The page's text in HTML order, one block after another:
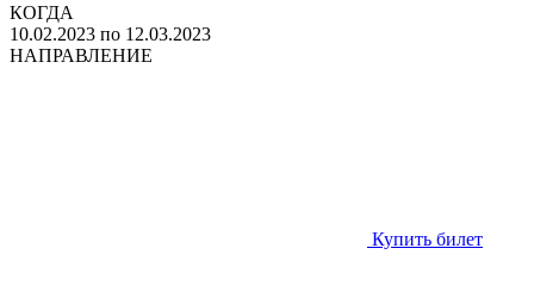
КОГДА
10.02.2023 по 12.03.2023
НАПРАВЛЕНИЕ
Купить билет